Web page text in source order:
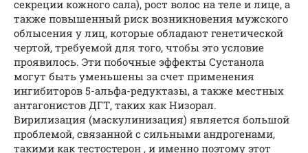
секреции кожного сала), рост волос на теле и лице, а
также повышенный риск возникновения мужского
облысения у лиц, которые обладают генетической
чертой, требуемой для того, чтобы это условие
проявилось. Эти побочные эффекты Сустанола
могут быть уменьшены за счет применения
ингибиторов 5-альфа-редуктазы, а также местных
антагонистов ДГТ, таких как Низорал.
Вирилизация (маскулинизация) является большой
проблемой, связанной с сильными андрогенами,
такими как тестостерон , и именно поэтому этот